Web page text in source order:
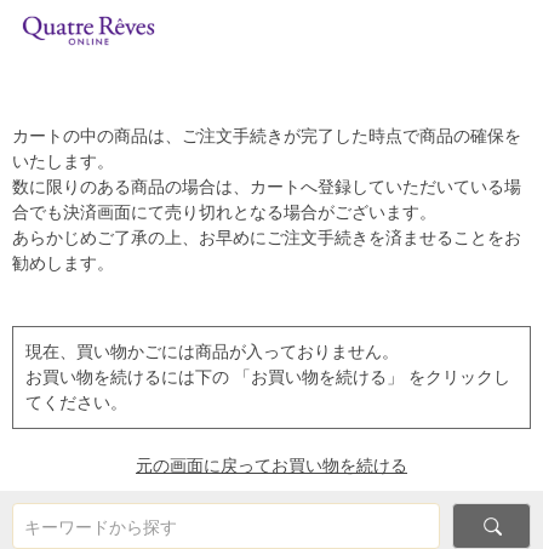
カートの中の商品は、ご注文手続きが完了した時点で商品の確保を
いたします。
数に限りのある商品の場合は、カートへ登録していただいている場
合でも決済画面にて売り切れとなる場合がございます。
あらかじめご了承の上、お早めにご注文手続きを済ませることをお
勧めします。
現在、買い物かごには商品が入っておりません。
お買い物を続けるには下の 「お買い物を続ける」 をクリックし
てください。
元の画面に戻ってお買い物を続ける
キーワードから探す